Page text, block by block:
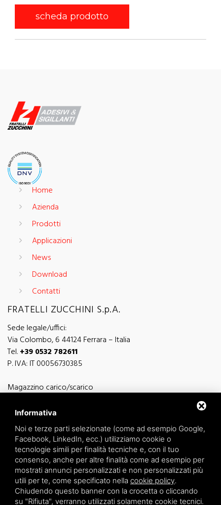
scheda prodotto
Home
Azienda
Prodotti
Applicazioni
News
Download
Contatti
FRATELLI ZUCCHINI S.p.A.
Sede legale/uffici:
Via Colombo, 6 44124 Ferrara – Italia
Tel.+39 0532 782611
P. IVA: IT 00056730385
Magazzino carico/scarico
Via Finati 4/L - 4/M - 44124 Ferrara - Italia
informazioni generiche
info@zucchini.it
ufficio commerciale
commerciale@zucchini.it
Informativa
Noi e terze parti selezionate (come ad esempio Google,
Facebook, LinkedIn, ecc.) utilizziamo cookie o
tecnologie simili per finalità tecniche e, con il tuo
consenso, anche per altre finalità come ad esempio per
mostrati annunci personalizzati e non personalizzati più
utili per te, come specificato nella cookie policy.
Chiudendo questo banner con la crocetta o cliccando
su "Rifiuta", verranno utilizzati solamente cookie tecnici.